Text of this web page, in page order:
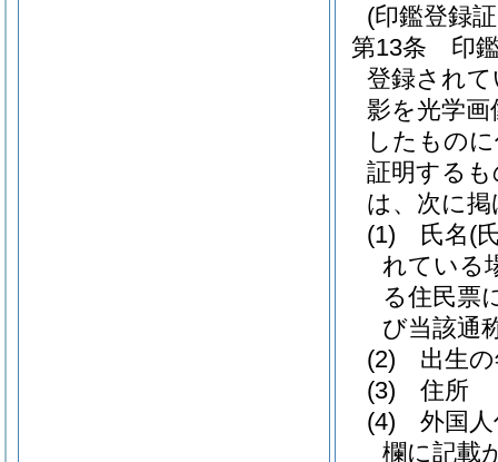
(印鑑登録
第13条
印
登録され
影を光学
したもの
証明する
は、次に
(1)
氏名(
れている
る住民票
び当該通
(2)
出生
(3)
住所
(4)
外国
欄に記載